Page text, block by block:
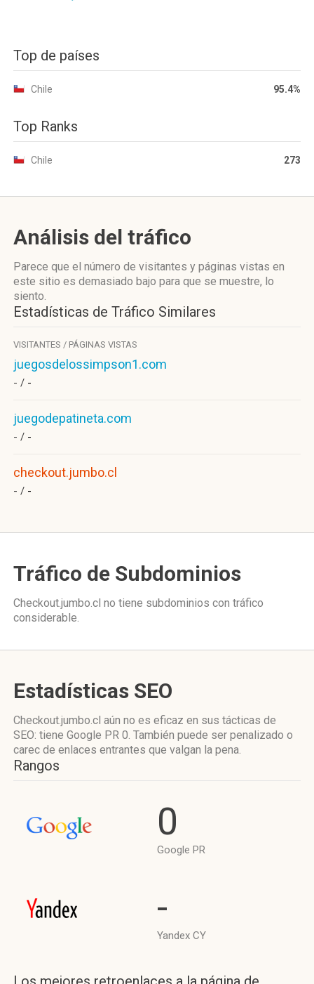
Top de países
Chile 95.4%
Top Ranks
Chile 273
Análisis del tráfico
Parece que el número de visitantes y páginas vistas en
este sitio es demasiado bajo para que se muestre, lo
siento.
Estadísticas de Tráfico Similares
VISITANTES / PÁGINAS VISTAS
juegosdelossimpson1.com
- / -
juegodepatineta.com
- / -
checkout.jumbo.cl
- / -
Tráfico de Subdominios
Checkout.jumbo.cl no tiene subdominios con tráfico
considerable.
Estadísticas SEO
Checkout.jumbo.cl aún no es eficaz en sus tácticas de
SEO: tiene Google PR 0. También puede ser penalizado o
carec de enlaces entrantes que valgan la pena.
Rangos
0
Google PR
-
Yandex CY